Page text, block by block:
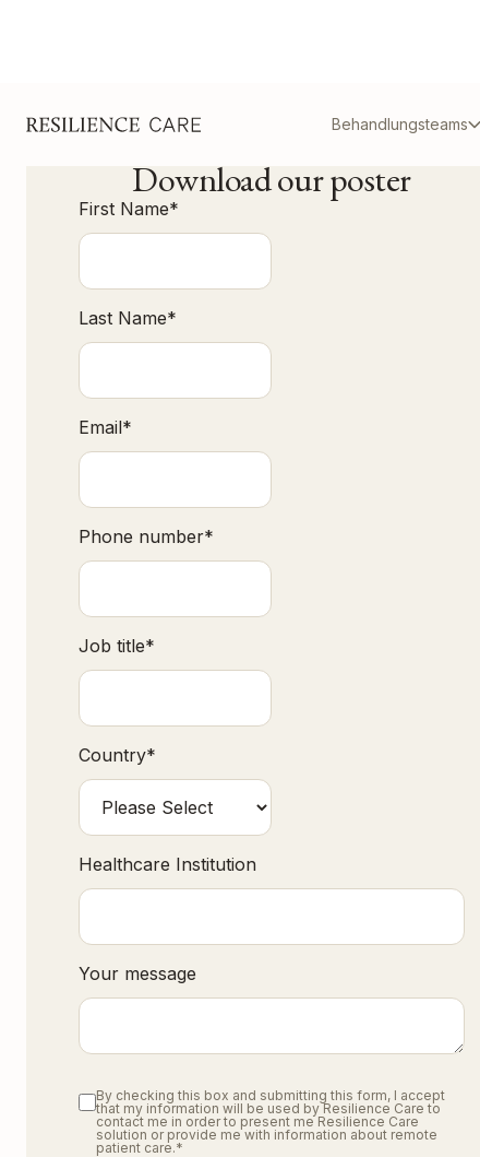
Behandlungsteams
Download our poster
First Name*
Last Name*
Email*
Phone number*
Job title*
Country*
Healthcare Institution
Your message
By checking this box and submitting this form, I accept
that my information will be used by Resilience Care to
contact me in order to present me Resilience Care
solution or provide me with information about remote
patient care.*